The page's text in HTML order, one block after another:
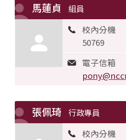
馬蓮貞 組員
校內分機
50769
電子信箱
張佩琦 行政專員
校內分機